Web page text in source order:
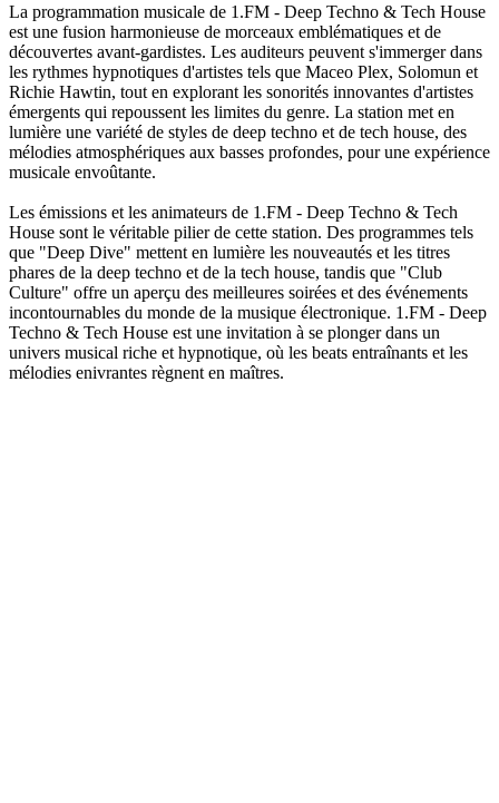
La programmation musicale de 1.FM - Deep Techno & Tech House
est une fusion harmonieuse de morceaux emblématiques et de
découvertes avant-gardistes. Les auditeurs peuvent s'immerger dans
les rythmes hypnotiques d'artistes tels que Maceo Plex, Solomun et
Richie Hawtin, tout en explorant les sonorités innovantes d'artistes
émergents qui repoussent les limites du genre. La station met en
lumière une variété de styles de deep techno et de tech house, des
mélodies atmosphériques aux basses profondes, pour une expérience
musicale envoûtante.
Les émissions et les animateurs de 1.FM - Deep Techno & Tech
House sont le véritable pilier de cette station. Des programmes tels
que "Deep Dive" mettent en lumière les nouveautés et les titres
phares de la deep techno et de la tech house, tandis que "Club
Culture" offre un aperçu des meilleures soirées et des événements
incontournables du monde de la musique électronique. 1.FM - Deep
Techno & Tech House est une invitation à se plonger dans un
univers musical riche et hypnotique, où les beats entraînants et les
mélodies enivrantes règnent en maîtres.